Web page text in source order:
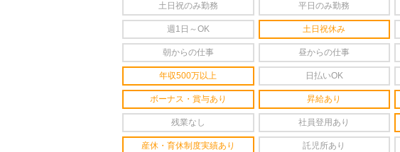
土日祝のみ勤務 平日のみ勤務
週1日～OK 土日祝休み
朝からの仕事 昼からの仕事
年収500万以上 日払いOK
ボーナス・賞与あり 昇給あり
残業なし 社員登用あり
産休・育休制度実績あり 託児所あり